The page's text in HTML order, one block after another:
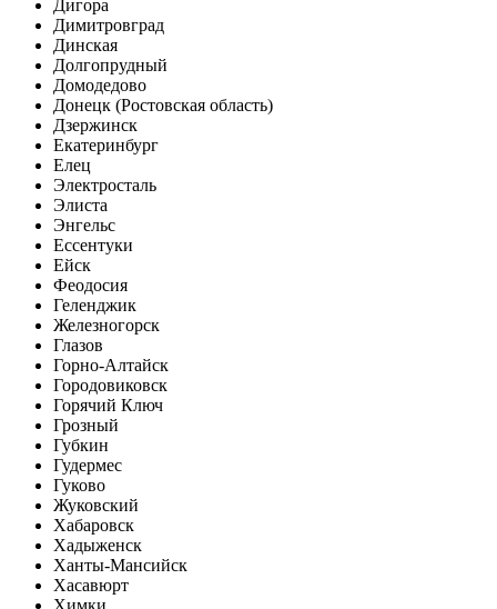
Дигора
Димитровград
Динская
Долгопрудный
Домодедово
Донецк (Ростовская область)
Дзержинск
Екатеринбург
Елец
Электросталь
Элиста
Энгельс
Ессентуки
Ейск
Феодосия
Геленджик
Железногорск
Глазов
Горно-Алтайск
Городовиковск
Горячий Ключ
Грозный
Губкин
Гудермес
Гуково
Жуковский
Хабаровск
Хадыженск
Ханты-Мансийск
Хасавюрт
Химки